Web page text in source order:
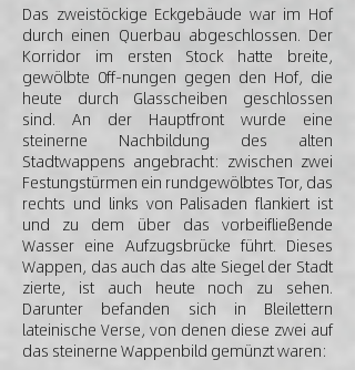
Das zweistöckige Eckgebäude war im Hof
durch einen Querbau abgeschlossen. Der
Korridor im ersten Stock hatte breite,
gewölbte 0ff-nungen gegen den Hof, die
heute durch Glasscheiben geschlossen
sind. An der Hauptfront wurde eine
steinerne Nachbildung des alten
Stadtwappens angebracht: zwischen zwei
Festungstürmen ein rundgewölbtes Tor, das
rechts und links von Palisaden flankiert ist
und zu dem über das vorbeifließende
Wasser eine Aufzugsbrücke führt. Dieses
Wappen, das auch das alte Siegel der Stadt
zierte, ist auch heute noch zu sehen.
Darunter befanden sich in Bleilettern
lateinische Verse, von denen diese zwei auf
das steinerne Wappenbild gemünzt waren: